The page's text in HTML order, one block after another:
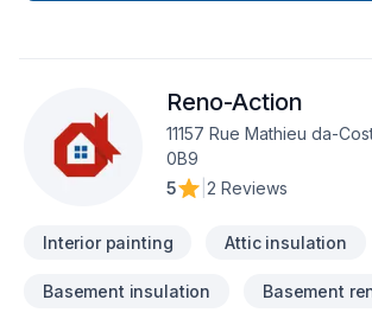
Reno-Action
11157 Rue Mathieu da-
0B9
5
2 Reviews
Interior painting Attic insulation
Basement insulation Basement